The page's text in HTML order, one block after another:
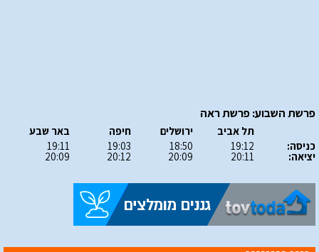
פרשת השבוע: פרשת ראה
כניסה:
יציאה:
תל אביב
19:12
20:11
ירושלים
18:50
20:09
חיפה
19:03
20:12
באר שבע
19:11
20:09